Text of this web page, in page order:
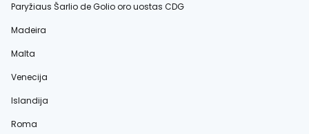
Paryžiaus Šarlio de Golio oro uostas CDG
Madeira
Malta
Venecija
Islandija
Roma